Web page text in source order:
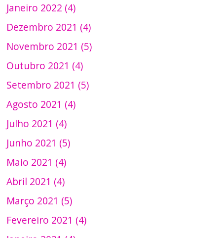
Janeiro 2022 (4)
Dezembro 2021 (4)
Novembro 2021 (5)
Outubro 2021 (4)
Setembro 2021 (5)
Agosto 2021 (4)
Julho 2021 (4)
Junho 2021 (5)
Maio 2021 (4)
Abril 2021 (4)
Março 2021 (5)
Fevereiro 2021 (4)